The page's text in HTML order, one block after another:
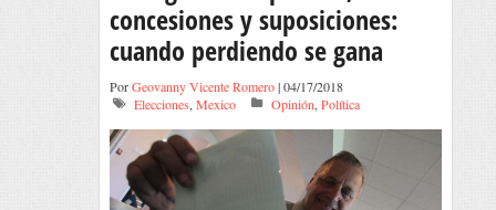
concesiones y suposiciones:
cuando perdiendo se gana
PorGeovanny Vicente Romero| 04/17/2018
Elecciones, Mexico Opinión, Política